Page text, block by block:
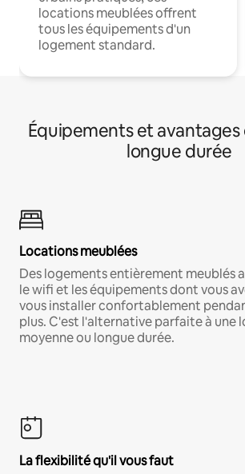
locations meublées offrent
tous les équipements d'un
logement standard.
Équipements et avantages
longue durée
Locations meublées
Des logements entièrement meublés
le wifi et les équipements dont vous
vous installer confortablement
plus. C'est l'alternative parfaite à une
moyenne ou longue durée.
La flexibilité qu'il vous faut